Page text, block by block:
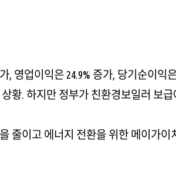
, 영업이익은 24.9% 증가, 당기순이익
황. 하지만 정부가 친환경보일러 보
줄이고 에너지 전환을 위한 메이가